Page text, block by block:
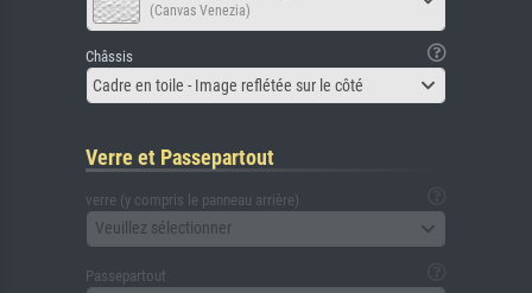
(Canvas Venezia)
Châssis
Cadre en toile - Image reflétée sur le côté
Verre et Passepartout
verre (y compris le panneau arrière)
Veuillez sélectionner
Passepartout